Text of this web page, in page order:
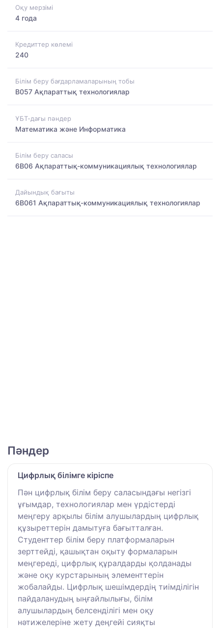
Оқу мерзімі
4 года
Кредиттер көлемі
240
Білім беру бағдарламаларының тобы
B057 Ақпараттық технологиялар
ҰБТ-дағы пәндер
Математика және Информатика
Білім беру саласы
6B06 Ақпараттық-коммуникациялық технологиялар
Дайындық бағыты
6B061 Ақпараттық-коммуникациялық технологиялар
Пәндер
Цифрлық білімге кіріспе
Пән цифрлық білім беру саласындағы негізгі
ұғымдар, технологиялар мен үрдістерді
меңгеру арқылы білім алушылардың цифрлық
құзыреттерін дамытуға бағытталған.
Студенттер білім беру платформаларын
зерттейді, қашықтан оқыту формаларын
меңгереді, цифрлық құралдарды қолданады
және оқу курстарының элементтерін
жобалайды. Цифрлық шешімдердің тиімділігін
пайдаланудың ыңғайлылығы, білім
алушылардың белсенділігі мен оқу
нәтижелеріне жету деңгейі сияқты